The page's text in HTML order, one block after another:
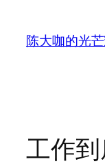
陈大咖的光
工作